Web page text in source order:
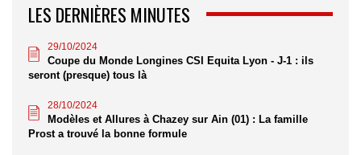
LES DERNIÈRES MINUTES
29/10/2024
Coupe du Monde Longines CSI Equita Lyon - J-1 : ils
seront (presque) tous là
28/10/2024
Modèles et Allures à Chazey sur Ain (01) : La famille
Prost a trouvé la bonne formule